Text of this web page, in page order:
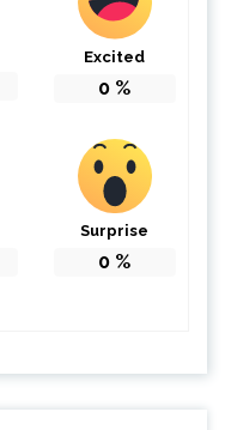
Excited
0 %
Surprise
0 %